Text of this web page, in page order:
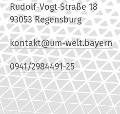
Rudolf-Vogt-Straße 18
93053 Regensburg
kontakt@um-welt.bayern
0941/2984491-25